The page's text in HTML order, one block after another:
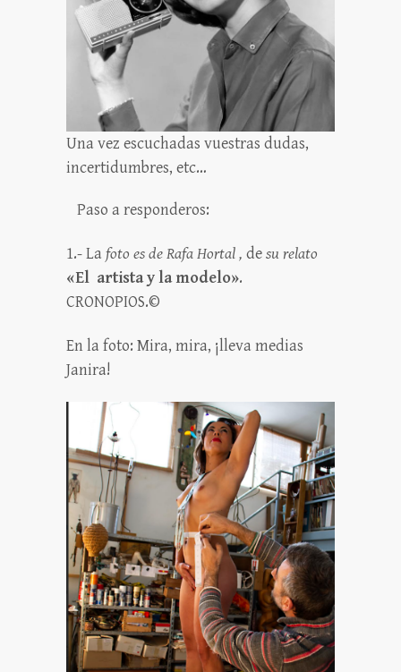
Una vez escuchadas vuestras dudas,
incertidumbres, etc…
Paso a responderos:
1.- La foto es de Rafa Hortal, desu relato
«El artista y la modelo».
CRONOPIOS.©
En la foto: Mira, mira, ¡lleva medias
Janira!